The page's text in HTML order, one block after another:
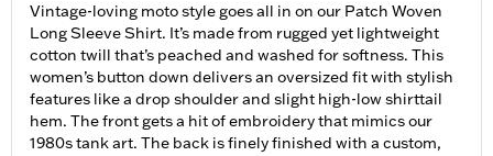
Vintage-loving moto style goes all in on our Patch Woven
Long Sleeve Shirt. It’s made from rugged yet lightweight
cotton twill that’s peached and washed for softness. This
women’s button down delivers an oversized fit with stylish
features like a drop shoulder and slight high-low shirttail
hem. The front gets a hit of embroidery that mimics our
1980s tank art. The back is finely finished with a custom,